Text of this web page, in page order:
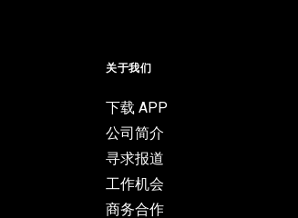
关于我们
下载 APP
公司简介
寻求报道
工作机会
商务合作